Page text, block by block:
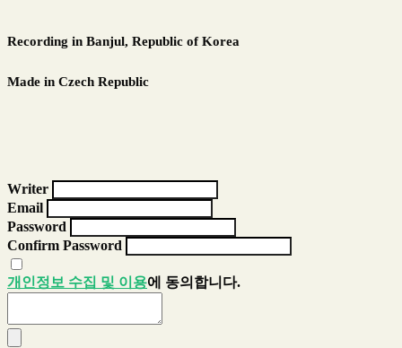
Recording in Banjul, Republic of Korea
Made in Czech Republic
Writer
Email
Password
Confirm Password
개인정보 수집 및 이용에 동의합니다.